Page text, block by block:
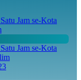
Jam se-Kota